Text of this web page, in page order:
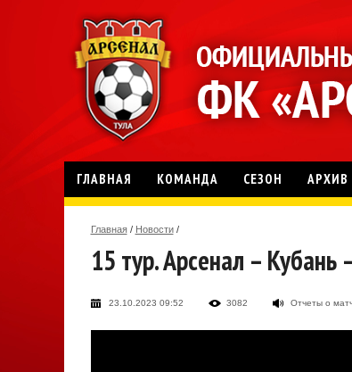
ГЛАВНАЯ КОМАНДА СЕЗОН АРХИВ
Главная / Новости /
15 тур. Арсенал – Кубань
23.10.2023 09:52 3082 Отчеты о